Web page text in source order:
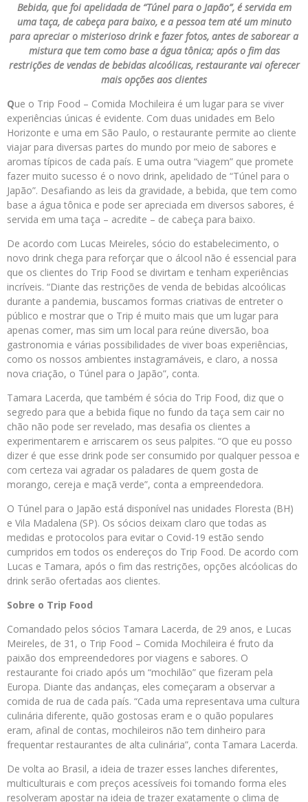
Bebida, que foi apelidada de “Túnel para o Japão”, é servida em
uma taça, de cabeça para baixo, e a pessoa tem até um minuto
para apreciar o misterioso drink e fazer fotos, antes de saborear a
mistura que tem como base a água tônica; após o fim das
restrições de vendas de bebidas alcoólicas, restaurante vai oferecer
mais opções aos clientes
Que o Trip Food – Comida Mochileira é um lugar para se viver
experiências únicas é evidente. Com duas unidades em Belo
Horizonte e uma em São Paulo, o restaurante permite ao cliente
viajar para diversas partes do mundo por meio de sabores e
aromas típicos de cada país. E uma outra “viagem” que promete
fazer muito sucesso é o novo drink, apelidado de “Túnel para o
Japão”. Desafiando as leis da gravidade, a bebida, que tem como
base a água tônica e pode ser apreciada em diversos sabores, é
servida em uma taça – acredite – de cabeça para baixo.
De acordo com Lucas Meireles, sócio do estabelecimento, o
novo drink chega para reforçar que o álcool não é essencial para
que os clientes do Trip Food se divirtam e tenham experiências
incríveis. “Diante das restrições de venda de bebidas alcoólicas
durante a pandemia, buscamos formas criativas de entreter o
público e mostrar que o Trip é muito mais que um lugar para
apenas comer, mas sim um local para reúne diversão, boa
gastronomia e várias possibilidades de viver boas experiências,
como os nossos ambientes instagramáveis, e claro, a nossa
nova criação, o Túnel para o Japão”, conta.
Tamara Lacerda, que também é sócia do Trip Food, diz que o
segredo para que a bebida fique no fundo da taça sem cair no
chão não pode ser revelado, mas desafia os clientes a
experimentarem e arriscarem os seus palpites. “O que eu posso
dizer é que esse drink pode ser consumido por qualquer pessoa e
com certeza vai agradar os paladares de quem gosta de
morango, cereja e maçã verde”, conta a empreendedora.
O Túnel para o Japão está disponível nas unidades Floresta (BH)
e Vila Madalena (SP). Os sócios deixam claro que todas as
medidas e protocolos para evitar o Covid-19 estão sendo
cumpridos em todos os endereços do Trip Food. De acordo com
Lucas e Tamara, após o fim das restrições, opções alcóolicas do
drink serão ofertadas aos clientes.
Sobre o Trip Food
Comandado pelos sócios Tamara Lacerda, de 29 anos, e Lucas
Meireles, de 31, o Trip Food – Comida Mochileira é fruto da
paixão dos empreendedores por viagens e sabores. O
restaurante foi criado após um “mochilão” que fizeram pela
Europa. Diante das andanças, eles começaram a observar a
comida de rua de cada país. “Cada uma representava uma cultura
culinária diferente, quão gostosas eram e o quão populares
eram, afinal de contas, mochileiros não tem dinheiro para
frequentar restaurantes de alta culinária”, conta Tamara Lacerda.
De volta ao Brasil, a ideia de trazer esses lanches diferentes,
multiculturais e com preços acessíveis foi tomando forma eles
resolveram apostar na ideia de trazer exatamente o clima de